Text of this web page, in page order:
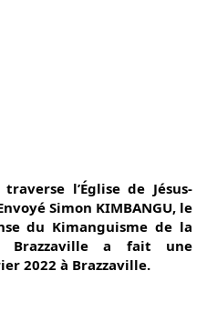
l’Église de Jésus-
Simon KIMBANGU, le
du Kimanguisme de la
Brazzaville a fait une
2022 à Brazzaville.